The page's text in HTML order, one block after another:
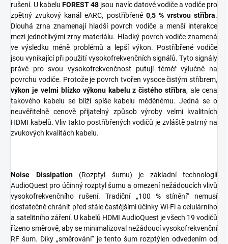
rušení. U kabeluFOREST 48 jsou navíc datové vodiče a vodiče pro
zpětný zvukový kanál eARC, postříbřené 0,5 % vrstvou stříbra.
Dlouhá zrna znamenají hladší povrch vodiče a menší interakce
mezi jednotlivými zrny materiálu. Hladký povrch vodiče znamená
ve výsledku méně problémů a lepší výkon. Postříbřené vodiče
jsou vynikající při použití vysokofrekvenčních signálů. Tyto signály
právě pro svou vysokofrekvenčnost putují téměř výlučně na
povrchu vodiče. Protože je povrch tvořen vysoce čistým stříbrem,
výkon je velmi blízko výkonu kabelu z čistého stříbra, ale cena
takového kabelu se blíží spíše kabelu měděnému. Jedná se o
neuvěřitelně cenově přijatelný způsob výroby velmi kvalitních
HDMI kabelů. Vliv takto postříbřených vodičů je zvláště patrný na
zvukových kvalitách kabelu.
Noise Dissipation(Rozptyl šumu) je základní technologií
AudioQuest pro účinný rozptyl šumu a omezení nežádoucích vlivů
vysokofrekvenčního rušení. Tradiční „100 % stínění“ nemusí
dostatečně chránit před stále častějšími účinky Wi-Fi a celulárního
a satelitního záření. U kabelů HDMI AudioQuest je všech 19 vodičů
řízeno směrově, aby se minimalizoval nežádoucí vysokofrekvenční
RF šum. Díky „směrování“ je tento šum rozptýlen odvedením od